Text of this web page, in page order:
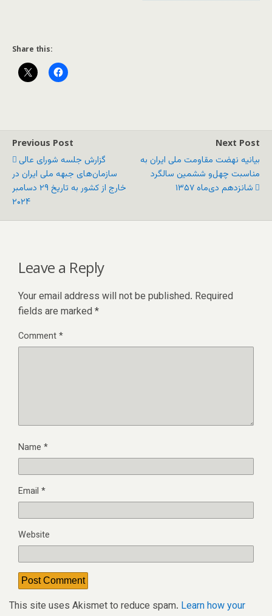
Share this:
Previous Post
گزارش جلسه شورای عالی
سازمان‌های جبهه ملی ایران در
خارج از کشور به تاریخ ۲۹ دسامبر
۲۰۲۴
Next Post
بیانیه نهضت مقاومت ملی ایران به
مناسبت چهل‌و ششمین سالگرد
شانزدهم دی‌ماه ۱۳۵۷
Leave a Reply
Your email address will not be published. Required
fields are marked *
Comment*
Name *
Email *
Website
This site uses Akismet to reduce spam. Learn how your